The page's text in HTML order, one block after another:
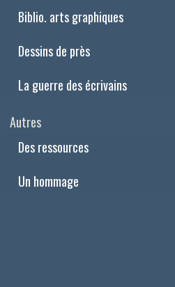
Biblio. arts graphiques
Dessins de près
La guerre des écrivains
Autres
Des ressources
Un hommage